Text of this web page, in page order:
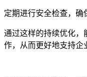
定期进行安全检查，确
通过这样的持续优化，
作，从而更好地支持企